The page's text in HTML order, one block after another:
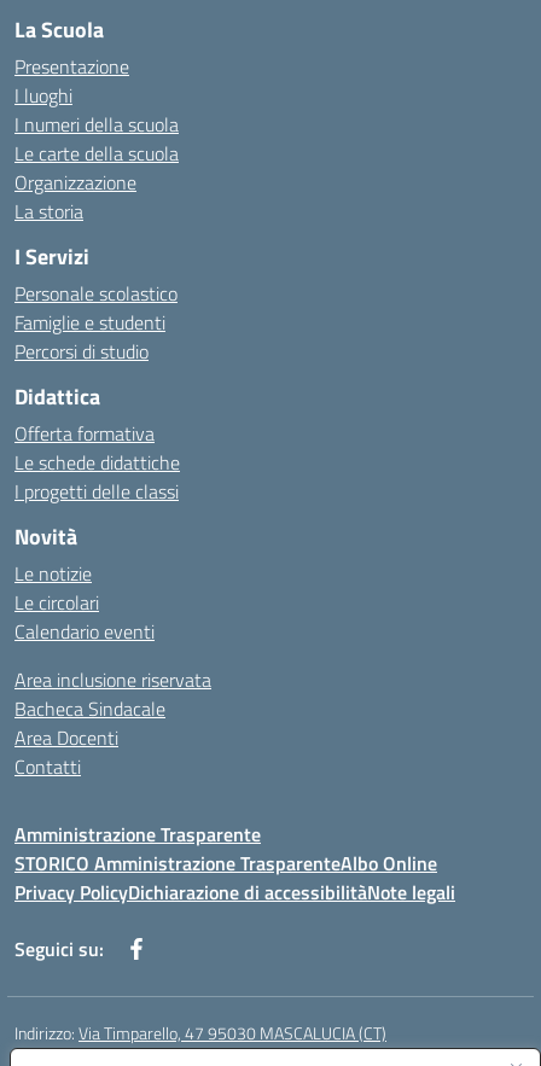
La Scuola
Presentazione
I luoghi
I numeri della scuola
Le carte della scuola
Organizzazione
La storia
I Servizi
Personale scolastico
Famiglie e studenti
Percorsi di studio
Didattica
Offerta formativa
Le schede didattiche
I progetti delle classi
Novità
Le notizie
Le circolari
Calendario eventi
Area inclusione riservata
Bacheca Sindacale
Area Docenti
Contatti
Amministrazione Trasparente
STORICO Amministrazione TrasparenteAlbo Online
Privacy PolicyDichiarazione di accessibilitàNote legali
Seguici su:
Indirizzo:Via Timparello, 47 95030 MASCALUCIA (CT)
Centralino: